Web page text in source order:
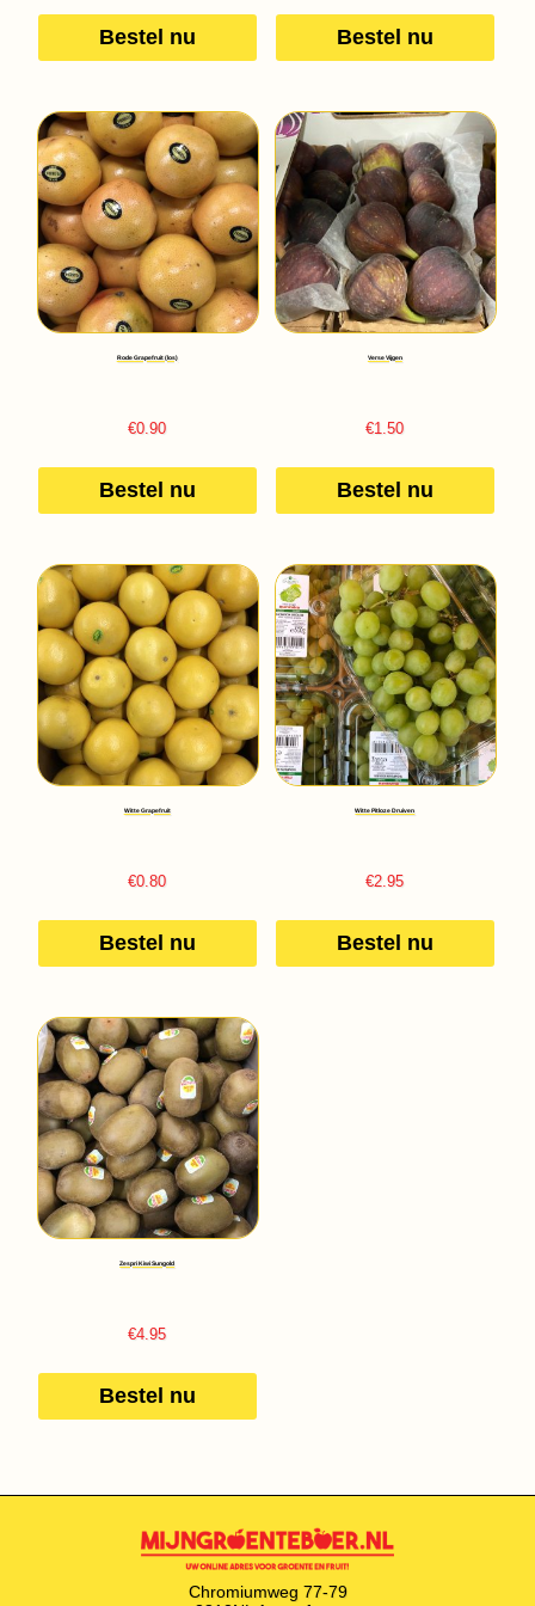
Bestel nu Bestel nu
Rode Grapefruit (los)
€0.90
Bestel nu
Verse Vijgen
€1.50
Bestel nu
Witte Grapefruit
€0.80
Bestel nu
Witte Pitloze Druiven
€2.95
Bestel nu
Zespri Kiwi Sungold
€4.95
Bestel nu
Chromiumweg 77-79